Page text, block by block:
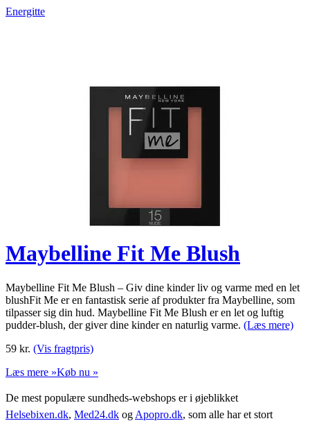
Energitte
Maybelline Fit Me Blush
Maybelline Fit Me Blush – Giv dine kinder liv og varme med en let
blushFit Me er en fantastisk serie af produkter fra Maybelline, som
tilpasser sig din hud. Maybelline Fit Me Blush er en let og luftig
pudder-blush, der giver dine kinder en naturlig varme. (Læs mere)
59 kr. (Vis fragtpris)
Læs mere »Køb nu »
De mest populære sundheds-webshops er i øjeblikket
Helsebixen.dk, Med24.dk og Apopro.dk, som alle har et stort